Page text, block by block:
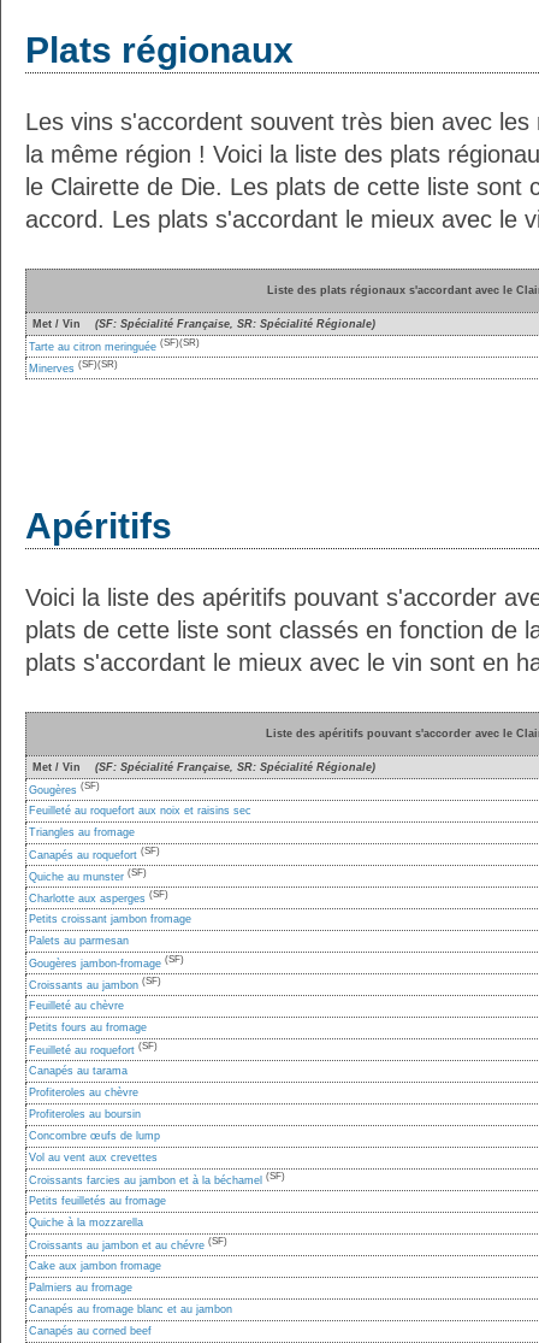
Plats régionaux
Les vins s'accordent souvent très bien avec
la même région ! Voici la liste des plats
le Clairette de Die. Les plats de cette liste sont
accord. Les plats s'accordant le mieux avec le
Liste des plats régionaux s'accordant avec le
Met / Vin
(SF: Spécialité Française, SR: Spécialité Régionale)
Tarte au citron meringuée (SF)(SR)
Minerves (SF)(SR)
Apéritifs
Voici la liste des apéritifs pouvant s'accorder
plats de cette liste sont classés en fonction de
plats s'accordant le mieux avec le vin sont en
Liste des apéritifs pouvant s'accorder avec le
Met / Vin
(SF: Spécialité Française, SR: Spécialité Régionale)
Gougères (SF)
Feuilleté au roquefort aux noix et raisins sec
Triangles au fromage
Canapés au roquefort (SF)
Quiche au munster (SF)
Charlotte aux asperges (SF)
Petits croissant jambon fromage
Palets au parmesan
Gougères jambon-fromage (SF)
Croissants au jambon (SF)
Feuilleté au chèvre
Petits fours au fromage
Feuilleté au roquefort (SF)
Canapés au tarama
Profiteroles au chèvre
Profiteroles au boursin
Concombre œufs de lump
Vol au vent aux crevettes
Croissants farcies au jambon et à la béchamel (SF)
Petits feuilletés au fromage
Quiche à la mozzarella
Croissants au jambon et au chévre (SF)
Cake aux jambon fromage
Palmiers au fromage
Canapés au fromage blanc et au jambon
Canapés au corned beef